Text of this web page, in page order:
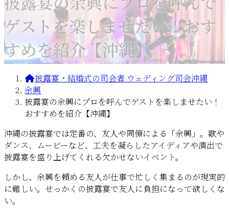
ゲストを楽しませたい！おす
すめを紹介【沖縄】
披露宴・結婚式の司会者 ウェディング司会沖縄
余興
披露宴の余興にプロを呼んでゲストを楽しませたい！
おすすめを紹介【沖縄】
沖縄の披露宴では定番の、友人や同僚による「余興」。歌や
ダンス、ムービーなど、工夫を凝らしたアイディアや演出で
披露宴を盛り上げてくれる欠かせないイベント。
しかし、余興を頼める友人が仕事で忙しく集まるのが現実的
に難しい。せっかくの披露宴で友人に負担になって欲しくな
い。